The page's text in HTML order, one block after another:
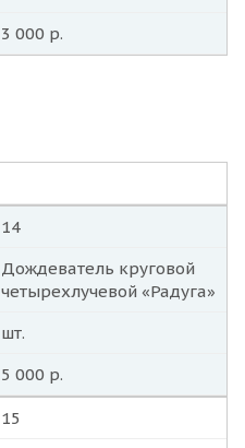
3 000 р.
14
Дождеватель круговой
четырехлучевой «Радуга»
шт.
5 000 р.
15